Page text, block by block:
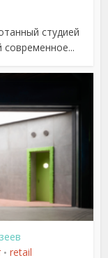
студией
современное...
• retail